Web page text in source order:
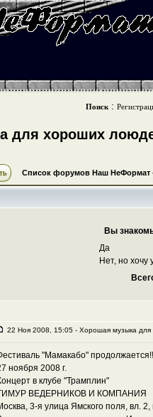
Поиск :
для хороших
Список форумов Наш НеФормат
Вы
Да
Нет, но хочу
22 Ноя 2008, 15:05 - Хорошая музыка
"Мамакабо"
ноября 2008 г.
в клубе "Трамплин"
ВЕДЕРНИКОВ И КОМПАНИЯ
3-я улица Ямского поля, вл. 2,